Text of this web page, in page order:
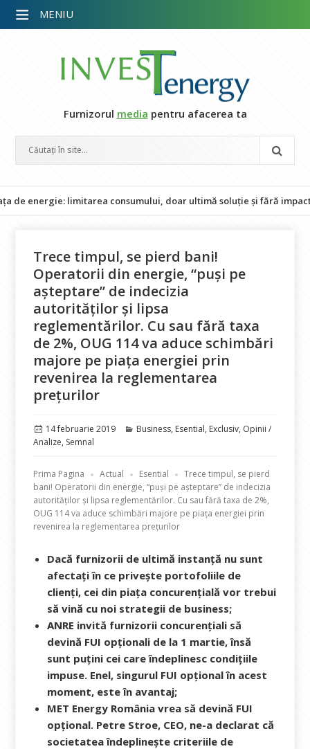
Furnizorul media pentru afacerea ta
limitarea consumului, doar ultimă soluție și fără impact asupra
Trece timpul, se pierd bani!
Operatorii din energie, “puși pe
așteptare” de indecizia
autorităților și lipsa
reglementărilor. Cu sau fără taxa
de 2%, OUG 114 va aduce schimbări
majore pe piaţa energiei prin
revenirea la reglementarea
preţurilor
Publicat
pe
14 februarie 2019 Categorii
Business, Esential, Exclusiv, Opinii /
Analize, Semnal
Prima Pagina Actual Esential
Trece timpul, se pierd
bani! Operatorii din energie, “puși pe așteptare” de indecizia
autorităților și lipsa reglementărilor. Cu sau fără taxa de 2%,
OUG 114 va aduce schimbări majore pe piaţa energiei prin
revenirea la reglementarea preţurilor
Dacă furnizorii de ultimă instanță nu sunt
afectați în ce privește portofoliile de
clienți, cei din piața concurențială vor trebui
să vină cu noi strategii de business;
ANRE invită furnizorii concurențiali să
devină FUI opționali de la 1 martie, însă
sunt puțini cei care îndeplinesc condițiile
impuse. Enel, singurul FUI opțional în acest
moment, este în avantaj;
MET Energy România vrea să devină FUI
opțional. Petre Stroe, CEO, ne-a declarat că
societatea îndeplinește criteriile de
MENIU